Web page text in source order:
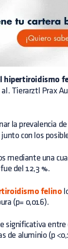
hipertiroidismo
al. Tierarztl Prax
la prevalencia de
con los
mediante una
fue del 12,3 %.
felino
(p= 0,016).
significativa
de aluminio (p